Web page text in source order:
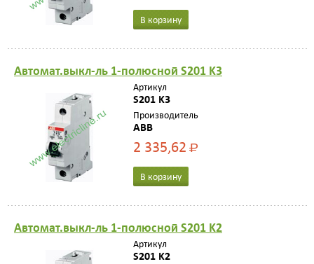
В корзину
Автомат.выкл-ль 1-полюсной S201 K3
Артикул
S201 K3
Производитель
ABB
2 335,62Р
В корзину
Автомат.выкл-ль 1-полюсной S201 K2
Артикул
S201 K2